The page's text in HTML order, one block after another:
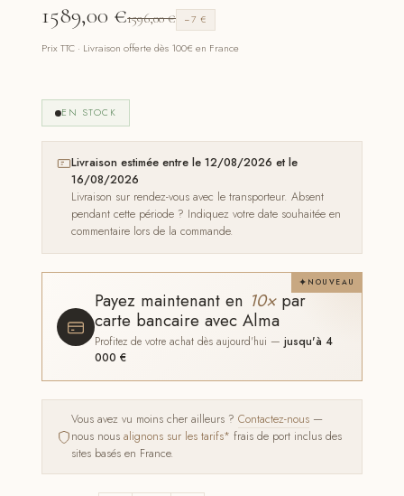
1589,00 €1596,00€ −7 €
Prix TTC · Livraison offerte dès 100€ en France
EN STOCK
Livraison estimée entre le 12/08/2026 et le
16/08/2026
Livraison sur rendez-vous avec le transporteur. Absent
pendant cette période ? Indiquez votre date souhaitée en
commentaire lors de la commande.
NOUVEAU
Payez maintenant en 10×par
carte bancaire avec Alma
Profitez de votre achat dès aujourd'hui —jusqu'à 4
000 €
Vous avez vu moins cher ailleurs ?Contactez-nous —
nous nousalignons sur les tarifs* frais de port inclus des
sites basés en France.